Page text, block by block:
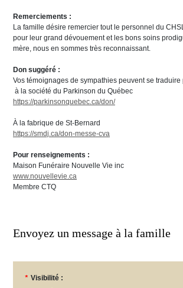
Remerciements :
La famille désire remercier tout le personnel du
pour leur grand dévouement et les bons soins
mère, nous en sommes très reconnaissant.
Don suggéré :
Vos témoignages de sympathies peuvent se traduire
à la société du Parkinson du Québec
https://parkinsonquebec.ca/don/
À la fabrique de St-Bernard
https://smdj.ca/don-messe-cva
Pour renseignements :
Maison Funéraire Nouvelle Vie inc
www.nouvellevie.ca
Membre CTQ
Envoyez un message à la famille
* Visibilité :